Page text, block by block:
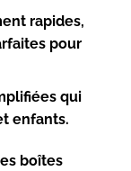
rapides,
pour
qui
enfants.
boîtes